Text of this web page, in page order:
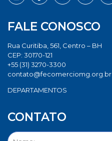
FALE CONOSCO
Rua Curitiba, 561, Centro – BH
CEP: 30170-121
+55 (31) 3270-3300
contato@fecomerciomg.org.br
DEPARTAMENTOS
CONTATO